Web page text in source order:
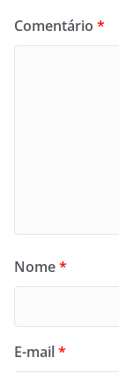
Comentário *
Nome*
E-mail*